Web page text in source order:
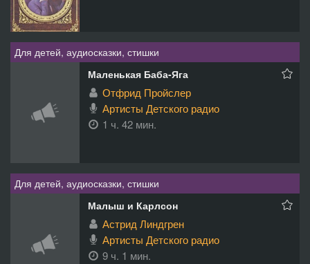
Для детей, аудиосказки, стишки
Маленькая Баба-Яга
Отфрид Пройслер
Артисты Детского радио
1 ч. 42 мин.
Для детей, аудиосказки, стишки
Малыш и Карлсон
Астрид Линдгрен
Артисты Детского радио
9 ч. 1 мин.